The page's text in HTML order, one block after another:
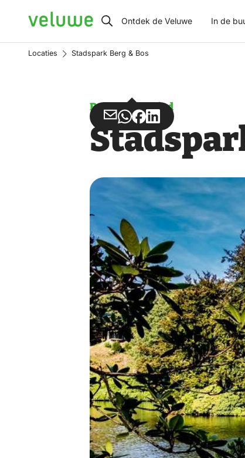
Veluwe Ontdek de Veluwe In de
Locaties Stadspark Berg & Bos
Recreatiegebied
Deel
via
Deel
via
Deel
op
Facebook
Deel
op
LinkedIn